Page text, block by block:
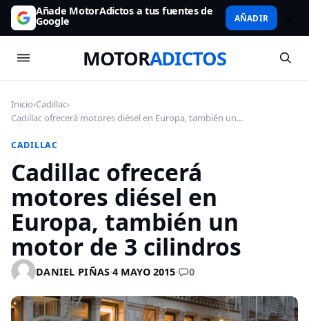
Añade MotorAdictos a tus fuentes de
Google AÑADIR
MOTORADICTOS
Inicio›Cadillac›
Cadillac ofrecerá motores diésel en Europa, también un...
CADILLAC
Cadillac ofrecerá
motores diésel en
Europa, también un
motor de 3 cilindros
DANIEL PIÑAS·4 MAYO 2015· 0